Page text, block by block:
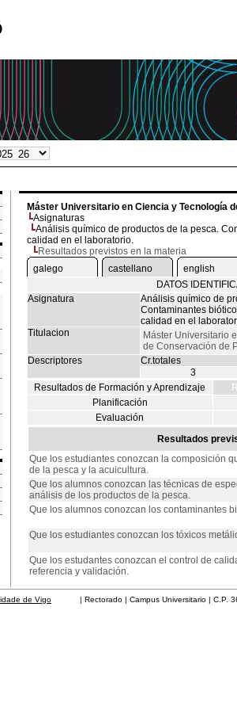
Máster Universitario en Ciencia y Tecnología
Asignaturas
Análisis químico de productos de la pesca.
calidad en el laboratorio.
Resultados previstos en la materia
galego
castellano
english
DATOS
Asignatura
Análisis químico de
Contaminantes
calidad en el
Titulacion
Máster Universitario
de Conservación de
Descriptores
Cr.totales
3
Resultados de Formación y Aprendizaje
Planificación
Evaluación
Resultados
Que los estudiantes conozcan la composición
de la pesca y la acuicultura.
Que los alumnos conozcan las técnicas de
análisis de los productos de la pesca.
Que los alumnos conozcan los contaminantes
Que los estudiantes conozcan los tóxicos
Que los estudantes conozcan el control de
referencia y validación.
de Vigo | Rectorado | Campus Universitario | C.P.